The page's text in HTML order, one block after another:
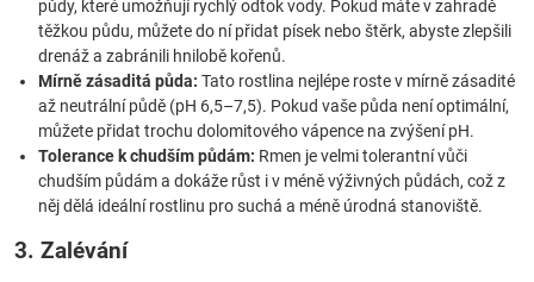
půdy, které umožňují rychlý odtok vody. Pokud máte v zahradě
těžkou půdu, můžete do ní přidat písek nebo štěrk, abyste zlepšili
drenáž a zabránili hnilobě kořenů.
Mírně zásaditá půda: Tato rostlina nejlépe roste v mírně zásadité
až neutrální půdě (pH 6,5–7,5). Pokud vaše půda není optimální,
můžete přidat trochu dolomitového vápence na zvýšení pH.
Tolerance k chudším půdám: Rmen je velmi tolerantní vůči
chudším půdám a dokáže růst i v méně výživných půdách, což z
něj dělá ideální rostlinu pro suchá a méně úrodná stanoviště.
3. Zalévání